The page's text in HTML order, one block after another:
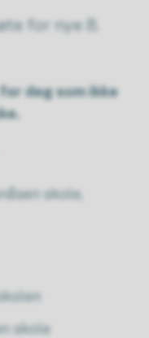
for nye 8.
deg som ikke
skole,
skole